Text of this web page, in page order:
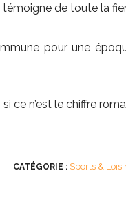
de toute la
pour une
ce n’est le chiffre
CATÉGORIE : Sports &